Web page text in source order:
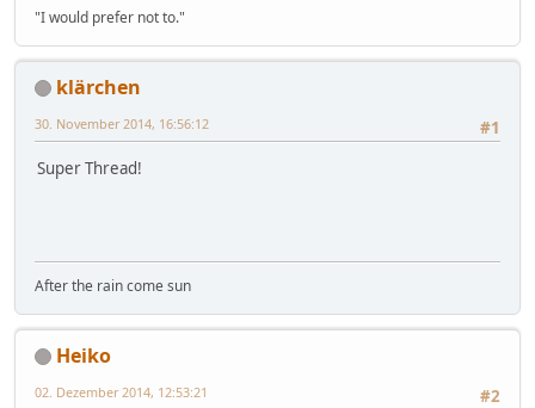
"I would prefer not to."
klärchen
#1
30. November 2014, 16:56:12
Super Thread!
After the rain come sun
Heiko
#2
02. Dezember 2014, 12:53:21